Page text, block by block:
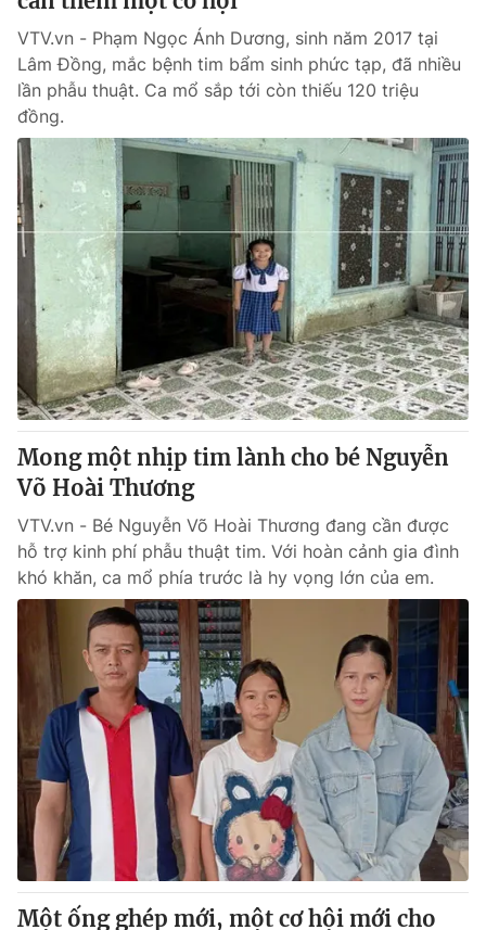
VTV.vn - Phạm Ngọc Ánh Dương, sinh năm 2017 tại
Lâm Đồng, mắc bệnh tim bẩm sinh phức tạp, đã nhiều
lần phẫu thuật. Ca mổ sắp tới còn thiếu 120 triệu
đồng.
Mong một nhịp tim lành cho bé Nguyễn
Võ Hoài Thương
VTV.vn - Bé Nguyễn Võ Hoài Thương đang cần được
hỗ trợ kinh phí phẫu thuật tim. Với hoàn cảnh gia đình
khó khăn, ca mổ phía trước là hy vọng lớn của em.
Một ống ghép mới, một cơ hội mới cho